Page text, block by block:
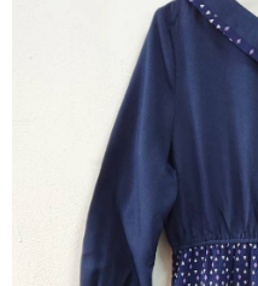
【「AFTEE先享後付」結帳流程】
１．於結帳方式選擇「AFTEE先享
結帳頁面，進行簡訊認證並確認金
２．訂單成立數日內，您將收到繳
３．收到繳費通知簡訊後14天內，
ATM／網路銀行／等多元方式進行
※ 請注意：結帳手續完成當下不需
購買商品的店家。未經商家同意取
後付繳納相關費用。
※ 交易是否成功請以「AFTEE先享
是否繳費成功／繳費後需取消欲退
客戶支援中心」https://
每筆NT$80，滿NT$1,200(含
每筆NT$80，滿NT$1,200(含以
每筆NT$80，滿NT$1,200(含以
付款後門市自取
免運費